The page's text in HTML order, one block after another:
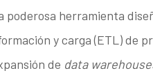
poderosa herramienta
y carga (ETL) de
de data